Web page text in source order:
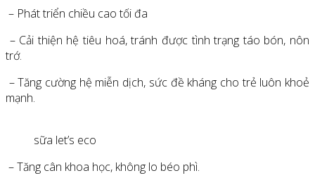
– Phát triển chiều cao tối đa
– Cải thiện hệ tiêu hoá, tránh được tình trạng táo bón, nôn
trớ.
– Tăng cường hệ miễn dịch, sức đề kháng cho trẻ luôn khoẻ
mạnh.
sữa let’s eco
– Tăng cân khoa học, không lo béo phì.